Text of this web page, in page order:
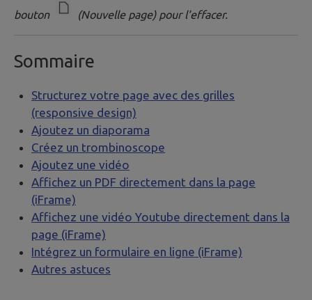
bouton (Nouvelle page) pour l'effacer.
Sommaire
Structurez votre page avec des grilles
(responsive design)
Ajoutez un diaporama
Créez un trombinoscope
Ajoutez une vidéo
Affichez un PDF directement dans la page
(iFrame)
Affichez une vidéo Youtube directement dans la
page (iFrame)
Intégrez un formulaire en ligne (iFrame)
Autres astuces